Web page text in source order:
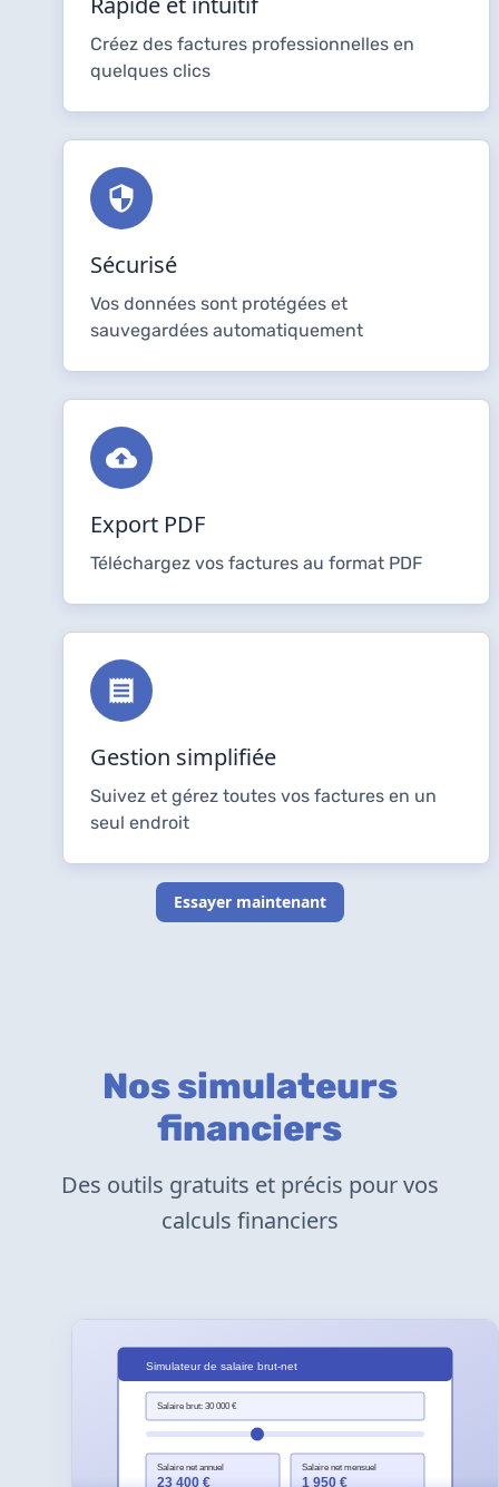
Créez des factures professionnelles en
quelques clics
Sécurisé
Vos données sont protégées et
sauvegardées automatiquement
Export PDF
Téléchargez vos factures au format PDF
Gestion simplifiée
Suivez et gérez toutes vos factures en un
seul endroit
Essayer maintenant
Nos simulateurs
financiers
Des outils gratuits et précis pour vos
calculs financiers